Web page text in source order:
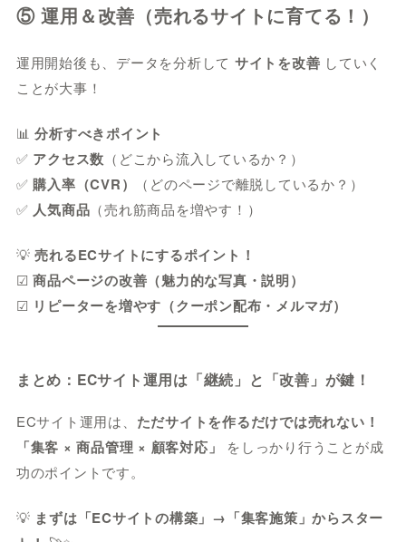
⑤ 運用＆改善（売れるサイトに育てる！）
運用開始後も、データを分析して サイトを改善 していく
ことが大事！
📊分析すべきポイント
✅ アクセス数 （どこから流入しているか？）
✅購入率（CVR）
（どのページで離脱しているか？）
✅ 人気商品 （売れ筋商品を増やす！）
💡売れるECサイトにするポイント！
☑商品ページの改善（魅力的な写真・説明）
☑ リピーターを増やす（クーポン配布・メルマガ）
まとめ：ECサイト運用は「継続」と「改善」が鍵！
ECサイト運用は、 ただサイトを作るだけでは売れない！
「集客 × 商品管理 × 顧客対応」
をしっかり行うことが成
功のポイントです。
💡 まずは「ECサイトの構築」→「集客施策」からスター